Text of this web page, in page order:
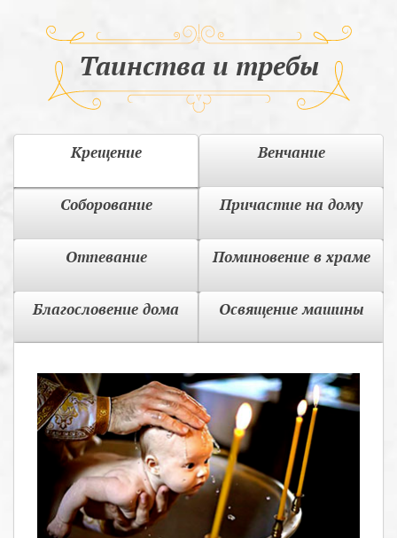
Таинства и требы
Крещение Венчание
Соборование Причастие на дому
Отпевание Поминовение в храме
Благословение дома Освящение машины